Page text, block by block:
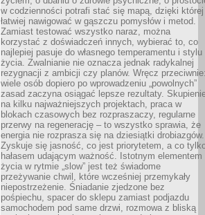
w codzienności potrafi stać się mapą, dzięki której
łatwiej nawigować w gąszczu pomysłów i metod.
Zamiast testować wszystko naraz, można
korzystać z doświadczeń innych, wybierać to, co
najlepiej pasuje do własnego temperamentu i stylu
życia. Zwalnianie nie oznacza jednak radykalnej
rezygnacji z ambicji czy planów. Wręcz przeciwnie:
wiele osób dopiero po wprowadzeniu „powolnych”
zasad zaczyna osiągać lepsze rezultaty.
na kilku najważniejszych projektach, praca w
blokach czasowych bez rozpraszaczy, regularne
przerwy na regenerację – to wszystko sprawia, że
energia nie rozprasza się na dziesiątki drobiazgów.
Zyskuje się jasność, co jest priorytetem, a co
hałasem udającym ważność. Istotnym elementem
życia w rytmie „slow” jest też świadome
przeżywanie chwil, które wcześniej przemykały
niepostrzeżenie. Śniadanie zjedzone bez
pośpiechu, spacer do sklepu zamiast podjazdu
samochodem pod same drzwi, rozmowa z bliską